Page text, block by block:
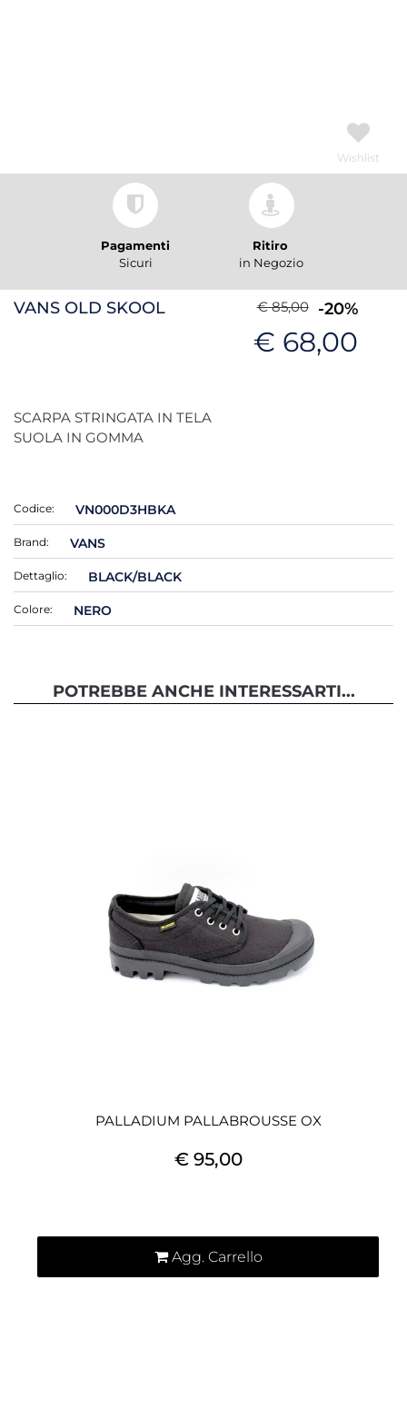
Wishlist
Pagamenti
Sicuri
Ritiro
in Negozio
VANS OLD SKOOL € 85,00 -20%
€ 68,00
SCARPA STRINGATA IN TELA
SUOLA IN GOMMA
Codice: VN000D3HBKA
Brand: VANS
Dettaglio: BLACK/BLACK
Colore: NERO
POTREBBE ANCHE INTERESSARTI...
PALLADIUM PALLABROUSSE OX
€ 95,00
Agg. Carrello